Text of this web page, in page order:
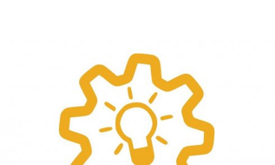
In
Lightbox
öffnen